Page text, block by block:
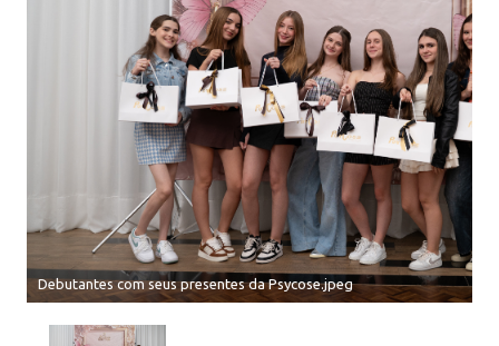
Debutantes com seus presentes da Psycose.jpeg